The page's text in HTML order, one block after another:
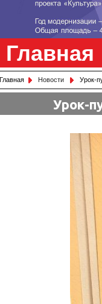
Главная
Главная Новости Урок-
Урок-